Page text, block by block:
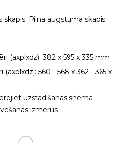
skapis: Pilna augstuma skapis
(axplxdz): 382 x 595 x 335 mm
(axplxdz): 560 - 568 x 362 - 365 x
uzstādīšanas shēmā
izmērus